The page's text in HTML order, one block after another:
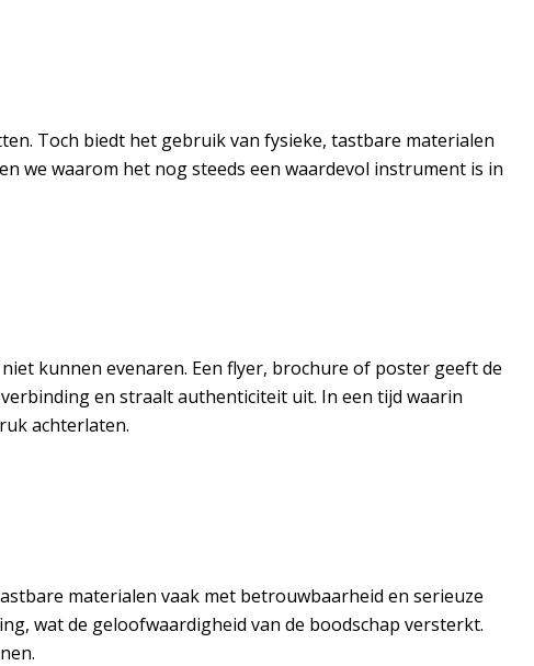
Toch biedt het gebruik van fysieke, tastbare materialen
we waarom het nog steeds een waardevol instrument is in
kunnen evenaren. Een flyer, brochure of poster geeft de
en straalt authenticiteit uit. In een tijd waarin
achterlaten.
materialen vaak met betrouwbaarheid en serieuze
wat de geloofwaardigheid van de boodschap versterkt.